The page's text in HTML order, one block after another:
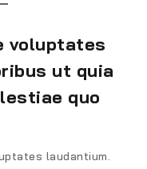
voluptates
ut quia
quo
laudantium.